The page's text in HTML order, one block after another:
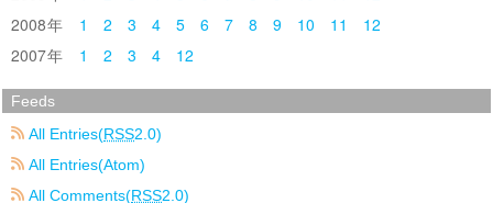
2008
1 2 3 4 5 6 7 8 9 10 11
12
2007
1 2 3 4 12
Feeds
All Entries(RSS2.0)
All Entries(Atom)
All Comments(RSS2.0)